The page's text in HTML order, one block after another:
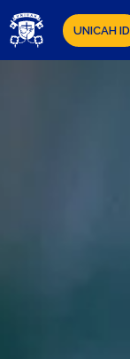
UNICAH ID